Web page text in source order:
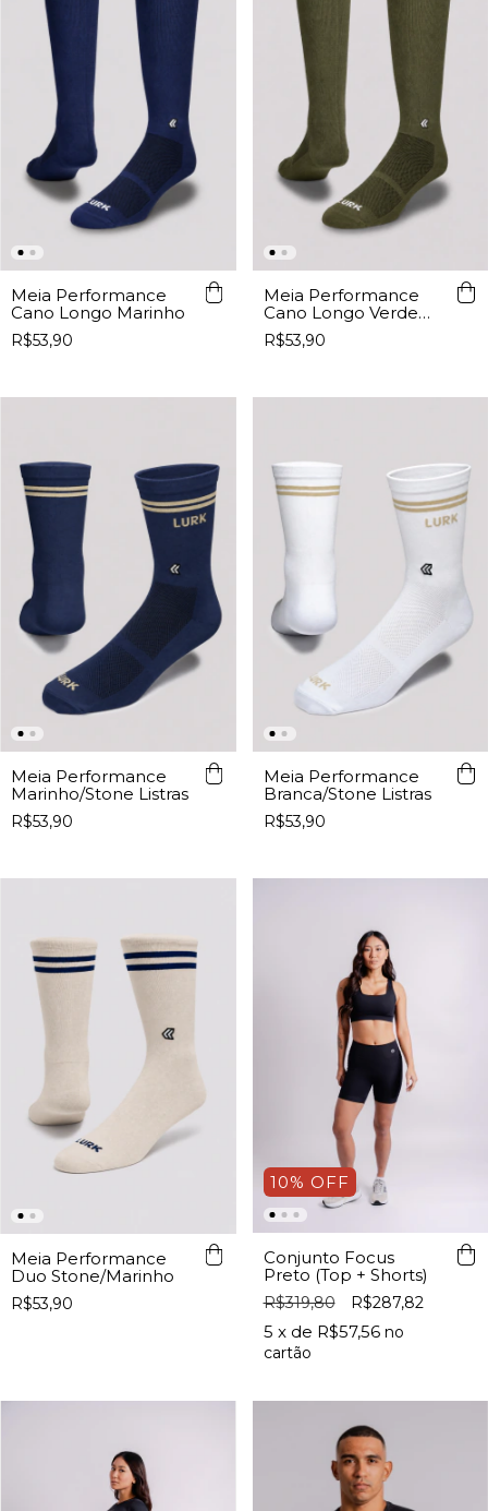
Meia Performance
Cano Longo Marinho
R$53,90
Meia Performance
Cano Longo Verde
Musgo
R$53,90
Meia Performance
Marinho/Stone Listras
R$53,90
Meia Performance
Branca/Stone Listras
R$53,90
Meia Performance
Duo Stone/Marinho
R$53,90
10% OFF
Conjunto Focus
Preto (Top + Shorts)
R$319,80 R$287,82
5 x de R$57,56